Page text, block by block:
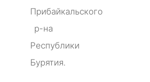
Прибайкальского
р-на
Республики
Бурятия.